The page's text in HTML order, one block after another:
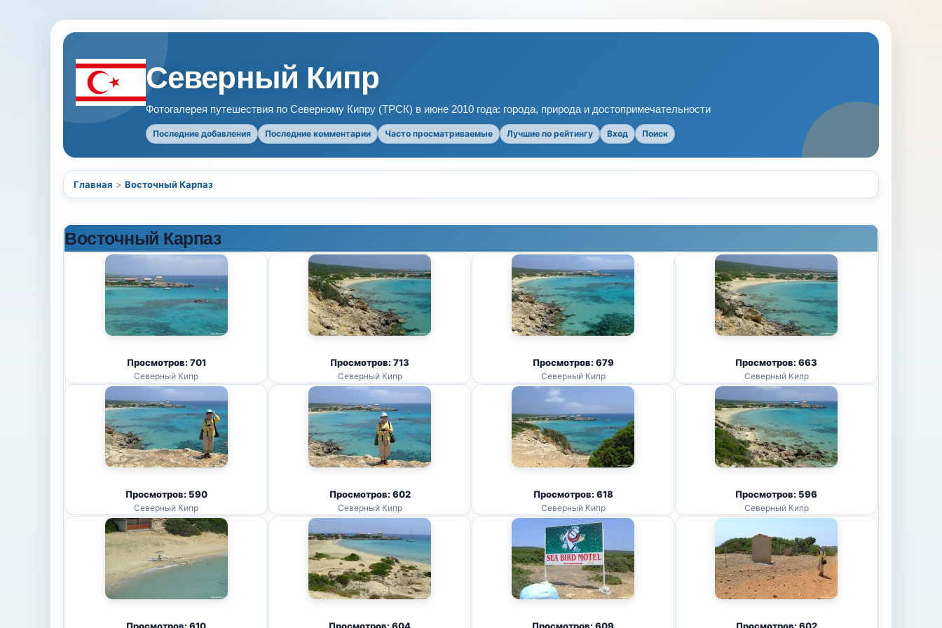
Северный Кипр
Фотогалерея путешествия по Северному Кипру (ТРСК) в июне 2010 года: города, природа и достопримечательности
Последние добавления Последние комментарии Часто просматриваемые Лучшие по рейтингу Вход Поиск
Главная > Восточный Карпаз
Восточный Карпаз
Просмотров: 701
Северный Кипр
Просмотров: 713
Северный Кипр
Просмотров: 679
Северный Кипр
Просмотров: 663
Северный Кипр
Просмотров: 590
Северный Кипр
Просмотров: 602
Северный Кипр
Просмотров: 618
Северный Кипр
Просмотров: 596
Северный Кипр